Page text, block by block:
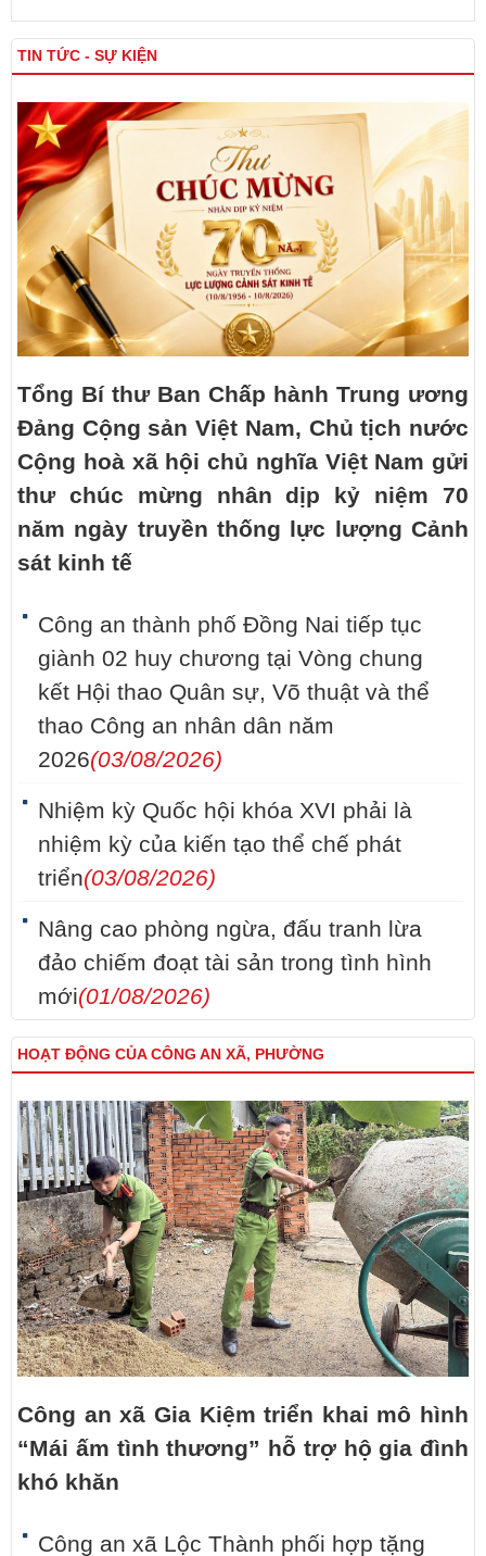
TIN TỨC - SỰ KIỆN
Tổng Bí thư Ban Chấp hành Trung ương
Đảng Cộng sản Việt Nam, Chủ tịch nước
Cộng hoà xã hội chủ nghĩa Việt Nam gửi
thư chúc mừng nhân dịp kỷ niệm 70
năm ngày truyền thống lực lượng Cảnh
sát kinh tế
Công an thành phố Đồng Nai tiếp tục
giành 02 huy chương tại Vòng chung
kết Hội thao Quân sự, Võ thuật và thể
thao Công an nhân dân năm
2026(03/08/2026)
Nhiệm kỳ Quốc hội khóa XVI phải là
nhiệm kỳ của kiến tạo thể chế phát
triển(03/08/2026)
Nâng cao phòng ngừa, đấu tranh lừa
đảo chiếm đoạt tài sản trong tình hình
mới(01/08/2026)
HOẠT ĐỘNG CỦA CÔNG AN XÃ, PHƯỜNG
Công an xã Gia Kiệm triển khai mô hình
“Mái ấm tình thương” hỗ trợ hộ gia đình
khó khăn
Công an xã Lộc Thành phối hợp tặng